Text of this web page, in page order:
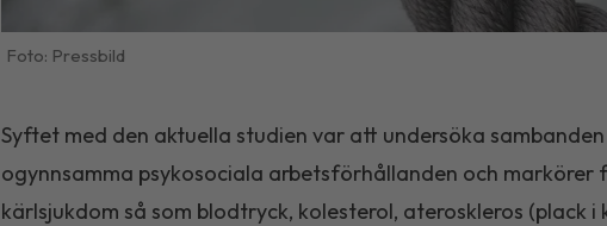
Pressbild
Syftet med den aktuella studien var att undersöka
ogynnsamma psykosociala arbetsförhållanden och markörer
kärlsjukdom så som blodtryck, kolesterol, ateroskleros (plack i